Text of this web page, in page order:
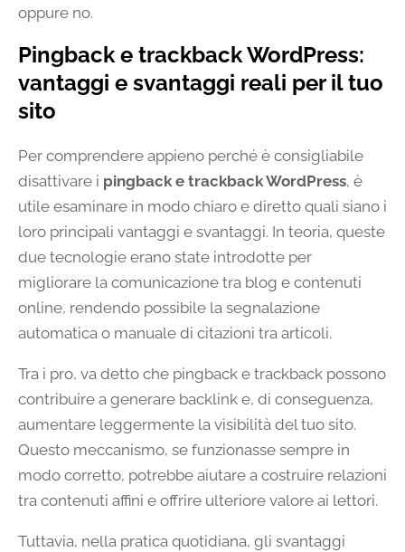
oppure no.
Pingback e trackback WordPress:
vantaggi e svantaggi reali per il tuo
sito
Per comprendere appieno perché è consigliabile
disattivare i pingback e trackback WordPress, è
utile esaminare in modo chiaro e diretto quali siano i
loro principali vantaggi e svantaggi. In teoria, queste
due tecnologie erano state introdotte per
migliorare la comunicazione tra blog e contenuti
online, rendendo possibile la segnalazione
automatica o manuale di citazioni tra articoli.
Tra i pro, va detto che pingback e trackback possono
contribuire a generare backlink e, di conseguenza,
aumentare leggermente la visibilità del tuo sito.
Questo meccanismo, se funzionasse sempre in
modo corretto, potrebbe aiutare a costruire relazioni
tra contenuti affini e offrire ulteriore valore ai lettori.
Tuttavia, nella pratica quotidiana, gli svantaggi